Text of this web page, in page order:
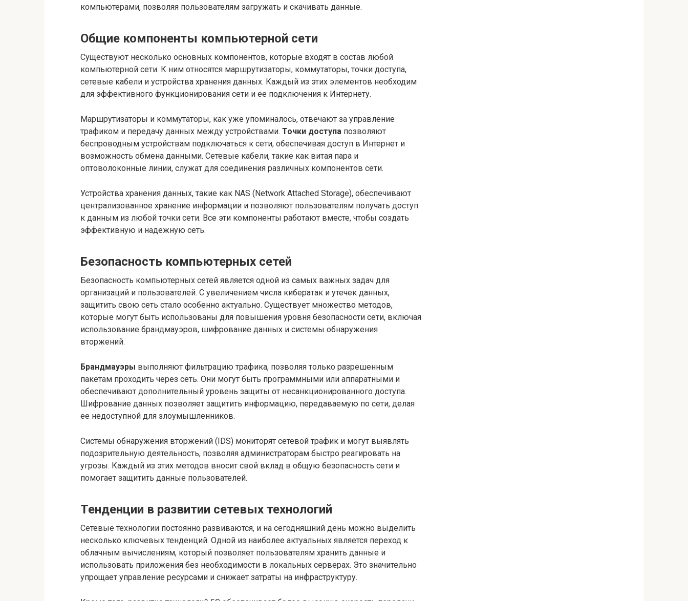
компьютерами, позволяя пользователям загружать и скачивать данные.
Общие компоненты компьютерной сети
Существуют несколько основных компонентов, которые входят в состав любой
компьютерной сети. К ним относятся маршрутизаторы, коммутаторы, точки доступа,
сетевые кабели и устройства хранения данных. Каждый из этих элементов необходим
для эффективного функционирования сети и ее подключения к Интернету.
Маршрутизаторы и коммутаторы, как уже упоминалось, отвечают за управление
трафиком и передачу данных между устройствами. Точки доступа позволяют
беспроводным устройствам подключаться к сети, обеспечивая доступ в Интернет и
возможность обмена данными. Сетевые кабели, такие как витая пара и
оптоволоконные линии, служат для соединения различных компонентов сети.
Устройства хранения данных, такие как NAS (Network Attached Storage), обеспечивают
централизованное хранение информации и позволяют пользователям получать доступ
к данным из любой точки сети. Все эти компоненты работают вместе, чтобы создать
эффективную и надежную сеть.
Безопасность компьютерных сетей
Безопасность компьютерных сетей является одной из самых важных задач для
организаций и пользователей. С увеличением числа кибератак и утечек данных,
защитить свою сеть стало особенно актуально. Существует множество методов,
которые могут быть использованы для повышения уровня безопасности сети, включая
использование брандмауэров, шифрование данных и системы обнаружения
вторжений.
Брандмауэры выполняют фильтрацию трафика, позволяя только разрешенным
пакетам проходить через сеть. Они могут быть программными или аппаратными и
обеспечивают дополнительный уровень защиты от несанкционированного доступа.
Шифрование данных позволяет защитить информацию, передаваемую по сети, делая
ее недоступной для злоумышленников.
Системы обнаружения вторжений (IDS) мониторят сетевой трафик и могут выявлять
подозрительную деятельность, позволяя администраторам быстро реагировать на
угрозы. Каждый из этих методов вносит свой вклад в общую безопасность сети и
помогает защитить данные пользователей.
Тенденции в развитии сетевых технологий
Сетевые технологии постоянно развиваются, и на сегодняшний день можно выделить
несколько ключевых тенденций. Одной из наиболее актуальных является переход к
облачным вычислениям, который позволяет пользователям хранить данные и
использовать приложения без необходимости в локальных серверах. Это значительно
упрощает управление ресурсами и снижает затраты на инфраструктуру.